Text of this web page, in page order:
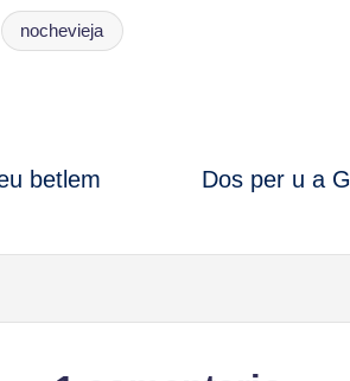
nochevieja
betlem
Dos per u a